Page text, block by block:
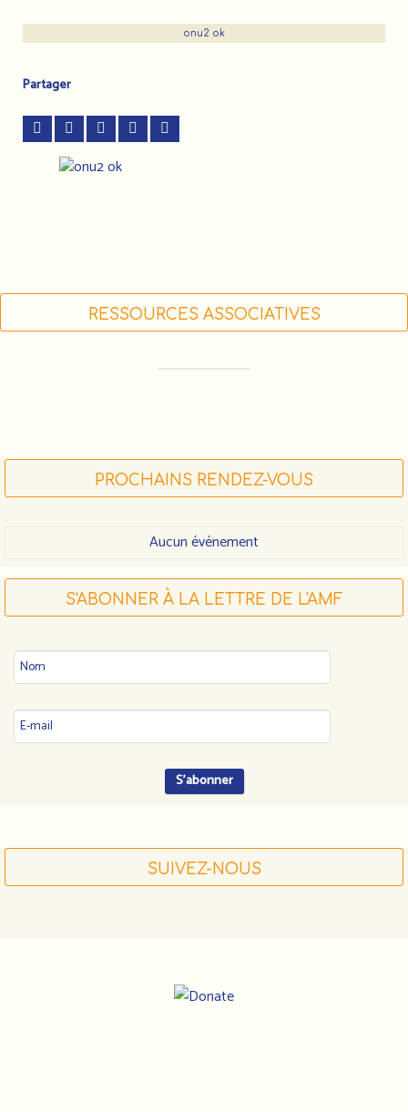
onu2 ok
Partager
RESSOURCES ASSOCIATIVES
PROCHAINS RENDEZ-VOUS
Aucun événement
S'ABONNER À LA LETTRE DE L'AMF
SUIVEZ-NOUS